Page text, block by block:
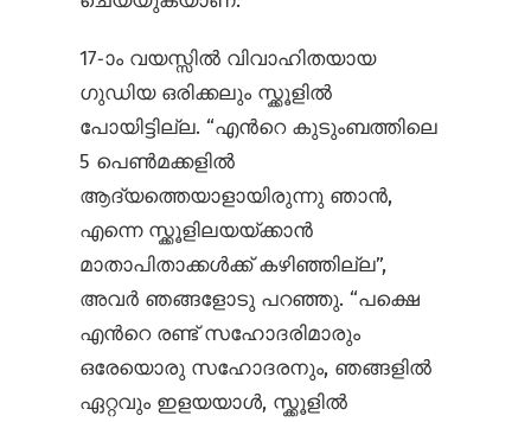
17-ാം വയസ്സില്‍ വിവാഹിതയായ
ഗുഡിയ ഒരിക്കലും സ്ക്കൂളില്‍
പോയിട്ടില്ല. “എന്‍റെ കുടുംബത്തിലെ
5 പെണ്‍മക്കളില്‍
ആദ്യത്തെയാളായിരുന്നു ഞാന്‍,
എന്നെ സ്ക്കൂളിലയയ്ക്കാന്‍
മാതാപിതാക്കള്‍ക്ക് കഴിഞ്ഞില്ല”,
അവര്‍ ഞങ്ങളോടു പറഞ്ഞു. “പക്ഷെ
എന്‍റെ രണ്ട് സഹോദരിമാരും
ഒരേയൊരു സഹോദരനും, ഞങ്ങളില്‍
ഏറ്റവും ഇളയയാള്‍, സ്ക്കൂളില്‍